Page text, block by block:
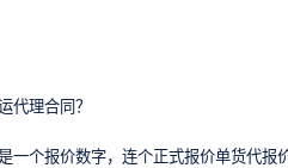
代理合同？
一个报价数字，连个正式报价单货代报